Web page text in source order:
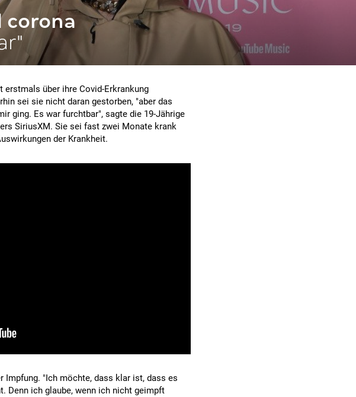
corona
erstmals über ihre Covid-Erkrankung
sei sie nicht daran gestorben, "aber das
ging. Es war furchtbar", sagte die 19-Jährige
SiriusXM. Sie sei fast zwei Monate krank
der Krankheit.
Impfung. "Ich möchte, dass klar ist, dass es
Denn ich glaube, wenn ich nicht geimpft